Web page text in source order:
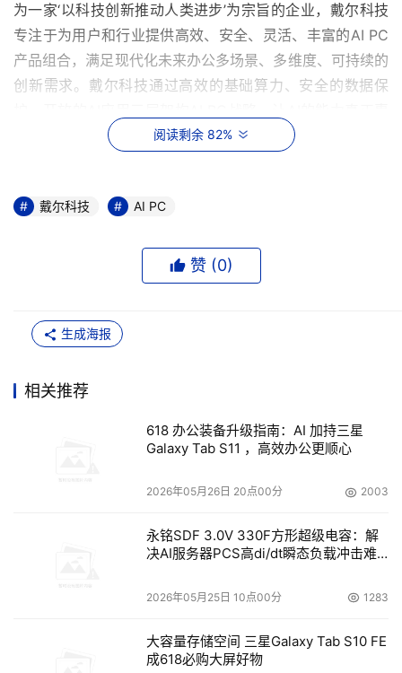
为一家‘以科技创新推动人类进步’为宗旨的企业，戴尔科技
专注于为用户和行业提供高效、安全、灵活、丰富的AI PC
产品组合，满足现代化未来办公多场景、多维度、可持续的
创新需求。戴尔科技通过高效的基础算力、安全的数据保
及千行百业，助力企业实现生产力的跨越式发展和持续创
戴尔科技集团全球副总裁、中国区渠道销售部总经理桃乐姗
戴尔科技最新的“创新催化剂”研究显示，很多终端用户创新
需的工具，同时81%的受访者认为AI设备能够帮助其获得更
算设备和生产力工具，PC是承载AI技术并激发AI力量，从
IDC估计，2024年年内AI PC出货量将逼近 5000万台，而
阅读剩余 82%
戴尔科技 AI PC
赞 (0)
生成海报
相关推荐
618 办公装备升级指南：AI 加持三星
Galaxy Tab S11 ，高效办公更顺心
2026年05月26日 20点00分 2003
永铭SDF 3.0V 330F方形超级电容：解
决AI服务器PCS高di/dt瞬态负载冲击难
2026年05月25日 10点00分 1283
大容量存储空间 三星Galaxy Tab S10 FE
成618必购大屏好物